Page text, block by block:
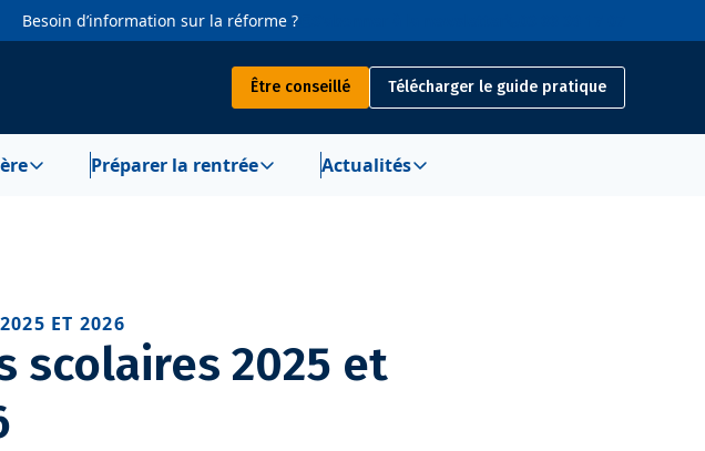
Besoin d’information sur la réforme ?
Être conseillé Télécharger le guide pratique
Préparer la rentrée Actualités
ET 2026
scolaires 2025 et